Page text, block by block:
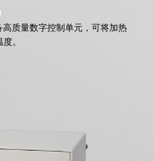
质量数字控制单元，可将加热
。